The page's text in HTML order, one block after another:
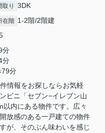
取り 3DK
在階 1-2階/2階建
分
分
79分
情報をお探しならお気軽
ビニ「セブン−イレブン山
内にある物件です。広々
放感のある一戸建ての物件
が、そのぶん味わいを感じ